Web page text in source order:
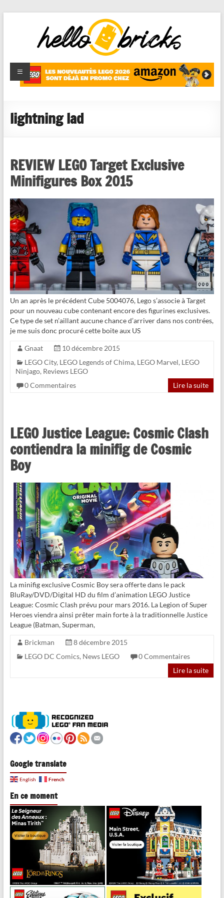
HelloBricks
Blog LEGO,
nouveaut�s
reviews
lightning lad
REVIEW LEGO Target Exclusive
Minifigures Box 2015
Un an après le précédent Cube 5004076, Lego s’associe à Target
pour un nouveau cube contenant encore des figurines exclusives.
Ce type de set n’aillant aucune chance d’arriver dans nos contrées,
je me suis donc procuré cette boite aux US
Gnaat
10 décembre 2015
LEGO City, LEGO Legends of Chima, LEGO Marvel, LEGO
Ninjago, Reviews LEGO
0 Commentaires
Lire la suite
LEGO Justice League: Cosmic Clash
contiendra la minifig de Cosmic
Boy
La minifig exclusive Cosmic Boy sera offerte dans le pack
BluRay/DVD/Digital HD du film d’animation LEGO Justice
League: Cosmic Clash prévu pour mars 2016. La Legion of Super
Heroes viendra ainsi prêter main forte à la traditionnelle Justice
League (Batman, Superman,
Brickman
8 décembre 2015
LEGO DC Comics, News LEGO
0 Commentaires
Lire la suite
Google translate
English French
En ce moment